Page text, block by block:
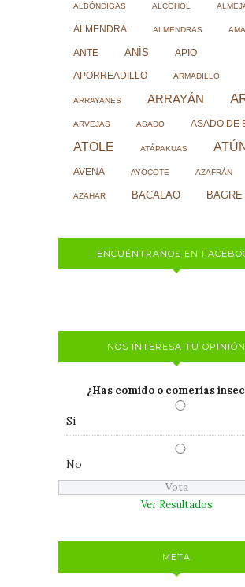
ALBÓNDIGAS ALCOHOL
ALMENDRA ALMENDRAS
ANTE ANÍS APIO
APORREADILLO ARMADILLO
ARRAYANES ARRAYÁN
ARVEJAS ASADO ASADO DE
ATOLE ATÁPAKUAS ATÚN
AVENA AYOCOTE AZAFRÁN
AZAHAR BACALAO BAGRE
ENCUÉNTRANOS EN
NOS INTERESA TU OPINIÓN
¿Has comido o comerías
Si
No
Ver Resultados
META